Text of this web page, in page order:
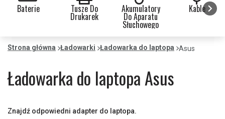
Baterie Tusze Do
Drukarek
Akumulatory
Do Aparatu
Słuchowego
Kable
Strona główna Ładowarki Ładowarka do laptopa Asus
Ładowarka do laptopa Asus
Znajdź odpowiedni adapter do laptopa.